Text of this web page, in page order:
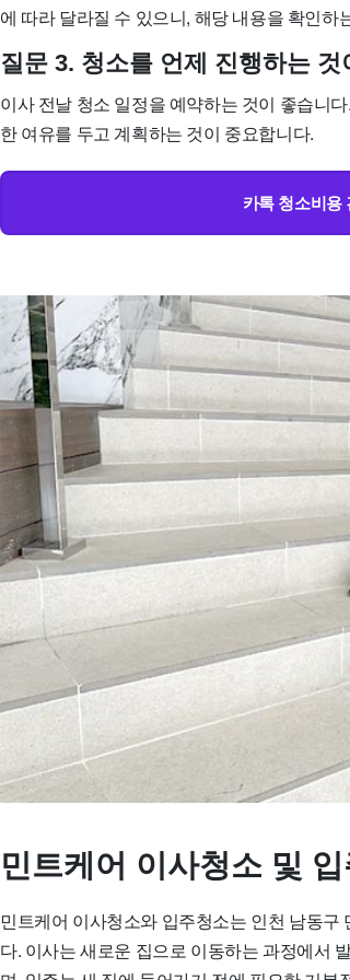
에 따라 달라질 수 있으니, 해당 내용을 확인하
질문 3. 청소를 언제 진행하는 것
이사 전날 청소 일정을 예약하는 것이 좋습니
한 여유를 두고 계획하는 것이 중요합니다.
카톡 청소비용
민트케어 이사청소 및
민트케어 이사청소와 입주청소는 인천 남동
다. 이사는 새로운 집으로 이동하는 과정에서